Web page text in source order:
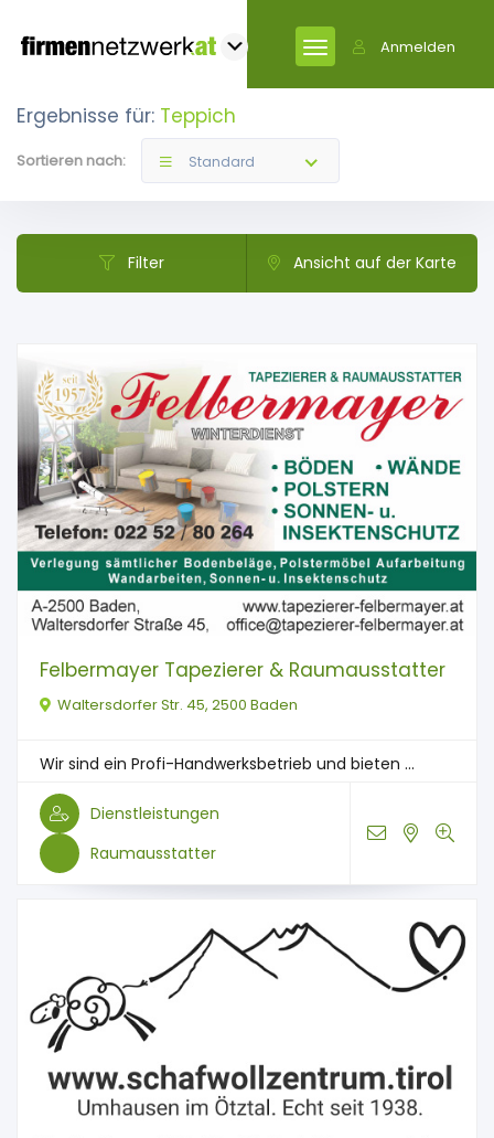
Anmelden
Ergebnisse für: Teppich
Sortieren nach: Standard
Filter Ansicht auf der Karte
Felbermayer Tapezierer & Raumausstatter
Waltersdorfer Str. 45, 2500 Baden
Wir sind ein Profi-Handwerksbetrieb und bieten ...
Dienstleistungen
Raumausstatter